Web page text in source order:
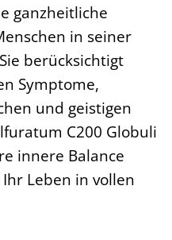
ganzheitliche
in seiner
berücksichtigt
Symptome,
und geistigen
C200 Globuli
innere Balance
Leben in vollen